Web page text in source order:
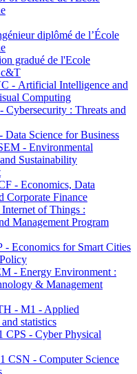
diplômé de l’École
gradué de l'Ecole
- Artificial Intelligence and
Computing
: Threats and
Science for Business
- Environmental
Sustainability
- Economics, Data
Corporate Finance
of Things :
Management Program
- Economics for Smart Cities
- Energy Environment :
& Management
- M1 - Applied
statistics
CPS - Cyber Physical
CSN - Computer Science